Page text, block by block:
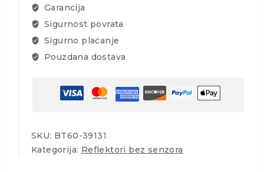
Garancija
Sigurnost povrata
Sigurno plaćanje
Pouzdana dostava
SKU: BT60-39131
Kategorija: Reflektori bez senzora